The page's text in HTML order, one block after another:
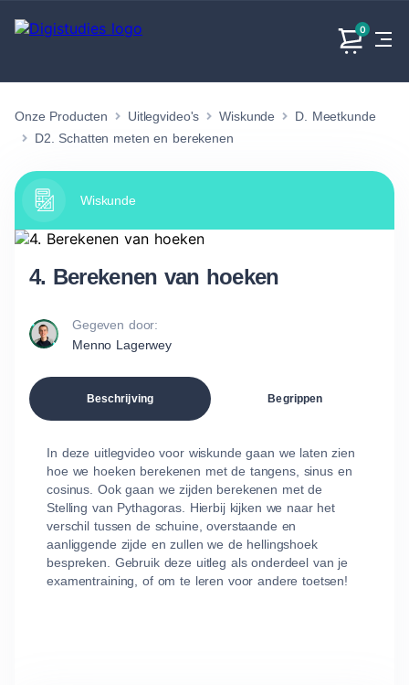
0
Exacte
vakken
vakken.
Taalvakken
vakken.
MaatschappijvakkenProducten
Onze Producten Uitlegvideo's Wiskunde
D. Meetkunde
D2. Schatten meten en berekenen
Wiskunde
4. Berekenen van hoeken
Gegeven door:
Menno Lagerwey
Beschrijving Begrippen
In deze uitlegvideo voor wiskunde gaan we laten zien
hoe we hoeken berekenen met de tangens, sinus en
cosinus. Ook gaan we zijden berekenen met de
Stelling van Pythagoras. Hierbij kijken we naar het
verschil tussen de schuine, overstaande en
aanliggende zijde en zullen we de hellingshoek
bespreken. Gebruik deze uitleg als onderdeel van je
examentraining, of om te leren voor andere toetsen!